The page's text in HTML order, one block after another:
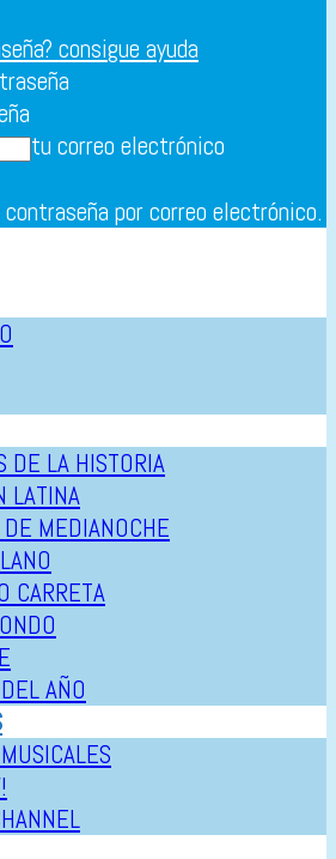
consigue ayuda
tu correo electrónico
por correo electrónico.
DE LA HISTORIA
LATINA
MEDIANOCHE
CARRETA
AÑO